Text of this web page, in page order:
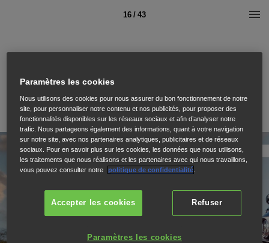
16 / 43
Paramètres les cookies
Nous utilisons des cookies pour nous assurer du bon fonctionnement de notre
site, pour personnaliser notre contenu et nos publicités, pour proposer des
fonctionnalités disponibles sur les réseaux sociaux et afin d’analyser notre
trafic. Nous partageons également des informations, quant à votre navigation
sur notre site, avec nos partenaires analytiques, publicitaires et de réseaux
sociaux. Pour en savoir plus sur les cookies, les données que nous utilisons,
les traitements que nous réalisons et les partenaires avec qui nous travaillons,
vous pouvez consulter notre
politique de confidentialité.
Refuser
Accepter les cookies
Paramètres les cookies